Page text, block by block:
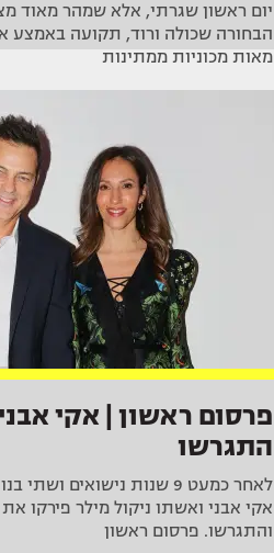
יום ראשון שגרתי, אלא שמהר מאוד
הבחורה שכולה ורוד, תקועה באמצע
מאות מכוניות ממתינות
פרסום ראשון | אקי
התגרשו
לאחר כמעט 9 שנות נישואים
אקי אבני ואשתו ניקול מילר פירקו
והתגרשו. פרסום ראשון